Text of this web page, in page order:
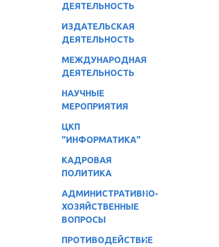
ДЕЯТЕЛЬНОСТЬ
ИЗДАТЕЛЬСКАЯ
ДЕЯТЕЛЬНОСТЬ
МЕЖДУНАРОДНАЯ
ДЕЯТЕЛЬНОСТЬ
НАУЧНЫЕ
МЕРОПРИЯТИЯ
ЦКП
"ИНФОРМАТИКА"
КАДРОВАЯ
ПОЛИТИКА
АДМИНИСТРАТИВНО-
ХОЗЯЙСТВЕННЫЕ
ВОПРОСЫ
ПРОТИВОДЕЙСТВИЕ